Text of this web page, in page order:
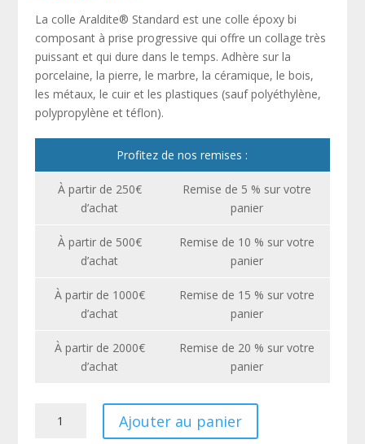
La colle Araldite® Standard est une colle époxy bi
composant à prise progressive qui offre un collage très
puissant et qui dure dans le temps. Adhère sur la
porcelaine, la pierre, le marbre, la céramique, le bois,
les métaux, le cuir et les plastiques (sauf polyéthylène,
polypropylène et téflon).
Profitez de nos remises :
À partir de 250€
d’achat
Remise de 5 % sur votre
panier
À partir de 500€
d’achat
Remise de 10 % sur votre
panier
À partir de 1000€
d’achat
Remise de 15 % sur votre
panier
À partir de 2000€
d’achat
Remise de 20 % sur votre
panier
Ajouter au panier